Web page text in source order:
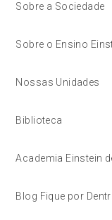
Sobre a Sociedade
Sobre o Ensino
Nossas Unidades
Biblioteca
Academia Einstein
Blog Fique por